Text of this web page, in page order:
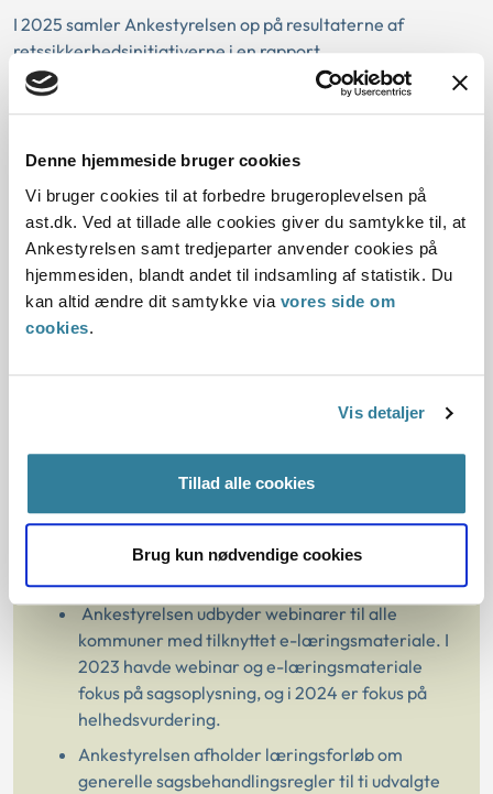
Denne hjemmeside bruger cookies
Vi bruger cookies til at forbedre brugeroplevelsen på
ast.dk. Ved at tillade alle cookies giver du samtykke til, at
Ankestyrelsen samt tredjeparter anvender cookies på
hjemmesiden, blandt andet til indsamling af statistik. Du
kan altid ændre dit samtykke via vores side om
cookies.
Vis detaljer
Tillad alle cookies
Brug kun nødvendige cookies
I 2025 samler Ankestyrelsen op på resultaterne af
retssikkerhedsinitiativerne i en rapport.
række undervisnings- og
kompetenceudviklingsinitiativer i
retssikkerhedsprogrammet
Faglige temadage 2024
Ankestyrelsen afholder temadage d. 30.
Ankestyrelsen udbyder både læringsmoduler
specifikke handicapbestemmelser. Temaer og
afsæt i resultaterne fra
retssikkerhedsundersøgelserne.Læs mere
Ankestyrelsen udbyder webinarer til alle
kommuner med tilknyttet e-læringsmateriale. I
2023 havde webinar og e-læringsmateriale
fokus på sagsoplysning, og i 2024 er fokus på
helhedsvurdering.
Ankestyrelsen afholder læringsforløb om
generelle sagsbehandlingsregler til ti udvalgte